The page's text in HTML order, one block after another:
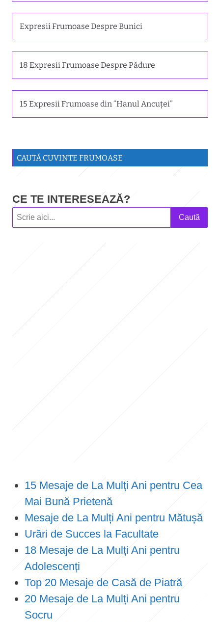
Expresii Frumoase Despre Bunici
18 Expresii Frumoase Despre Pădure
15 Expresii Frumoase din “Hanul Ancuței”
CAUTĂ CUVINTE FRUMOASE
CE TE INTERESEAZĂ?
Caută
15 Mesaje de La Mulți Ani pentru Cea
Mai Bună Prietenă
Mesaje de La Mulți Ani pentru Mătușă
Urări de Succes la Facultate
18 Mesaje de La Mulți Ani pentru
Adolescenți
Top 20 Mesaje de Casă de Piatră
20 Mesaje de La Mulți Ani pentru
Socru